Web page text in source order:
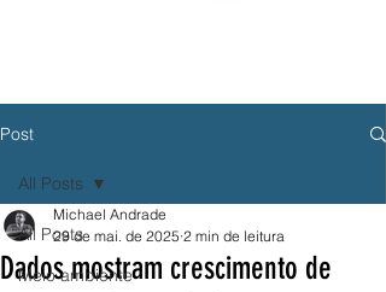
Post
All Posts
Meio ambiente
All Posts
Dados mostram crescimento de
Michael Andrade
29 de mai. de 2025 2 min de leitura